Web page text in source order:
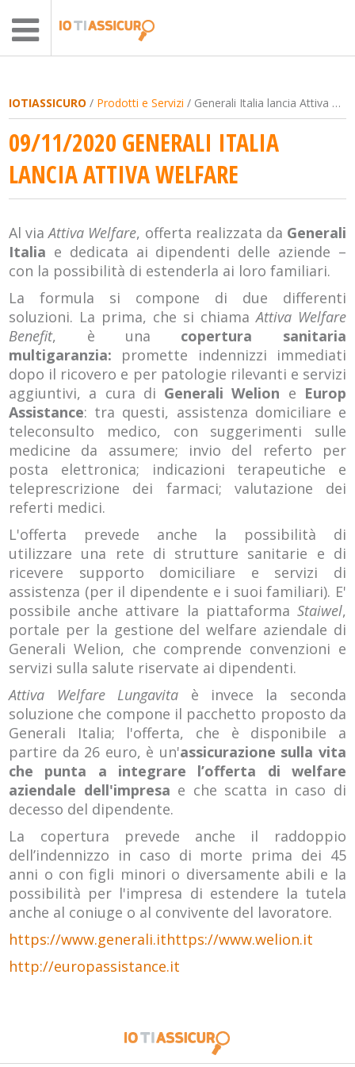
IOTIASSICURO / Prodotti e Servizi / Generali Italia lancia Attiva Welfare
09/11/2020 GENERALI ITALIA
LANCIA ATTIVA WELFARE
Al viaAttiva Welfare, offerta realizzata da Generali
Italia e dedicata ai dipendenti delle aziende –
con la possibilità di estenderla ai loro familiari.
La formula si compone di due differenti
soluzioni. La prima, che si chiamaAttiva Welfare
Benefit, è una
copertura sanitaria
multigaranzia: promette indennizzi immediati
dopo il ricovero e per patologie rilevanti e servizi
aggiuntivi, a cura di Generali Welion e Europ
Assistance: tra questi, assistenza domiciliare e
teleconsulto medico, con suggerimenti sulle
medicine da assumere; invio del referto per
posta elettronica; indicazioni terapeutiche e
teleprescrizione dei farmaci; valutazione dei
referti medici.
L'offerta prevede anche la possibilità di
utilizzare una rete di strutture sanitarie e di
ricevere supporto domiciliare e servizi di
assistenza (per il dipendente e i suoi familiari). E'
possibile anche attivare la piattaforma Staiwel,
portale per la gestione del welfare aziendale di
Generali Welion, che comprende convenzioni e
servizi sulla salute riservate ai dipendenti.
Attiva Welfare Lungavita è invece la seconda
soluzione che compone il pacchetto proposto da
Generali Italia; l'offerta, che è disponibile a
partire da 26 euro, è un'assicurazione sulla vita
che punta a integrare l’offerta di welfare
aziendale dell'impresa e che scatta in caso di
decesso del dipendente.
La copertura prevede anche il raddoppio
dell’indennizzo in caso di morte prima dei 45
anni o con figli minori o diversamente abili e la
possibilità per l'impresa di estendere la tutela
anche al coniuge o al convivente del lavoratore.
https://www.generali.ithttps://www.welion.it
http://europassistance.it